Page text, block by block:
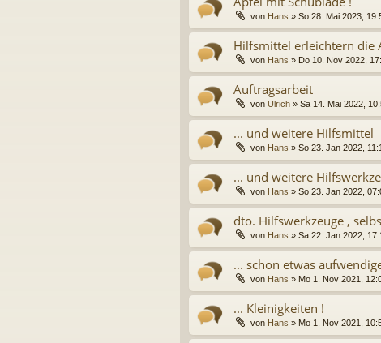
von Hans » So 28. Mai 2023,
Hilfsmittel erleichtern die
von Hans » Do 10. Nov 2022,
Auftragsarbeit
von Ulrich » Sa 14. Mai 2022,
... und weitere Hilfsmittel
von Hans » So 23. Jan 2022,
... und weitere
von Hans » So 23. Jan 2022,
dto. Hilfswerkzeuge ,
von Hans » Sa 22. Jan 2022,
... schon etwas
von Hans » Mo 1. Nov 2021,
... Kleinigkeiten !
von Hans » Mo 1. Nov 2021,